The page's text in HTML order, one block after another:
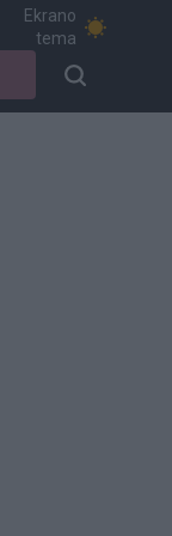
Ekrano
tema